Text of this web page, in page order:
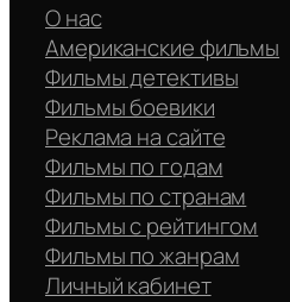
О нас
Американские фильмы
Фильмы детективы
Фильмы боевики
Реклама на сайте
Фильмы по годам
Фильмы по странам
Фильмы с рейтингом
Фильмы по жанрам
Личный кабинет